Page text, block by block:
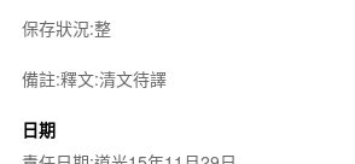
保存狀況:整
備註:釋文:清文待譯
日期